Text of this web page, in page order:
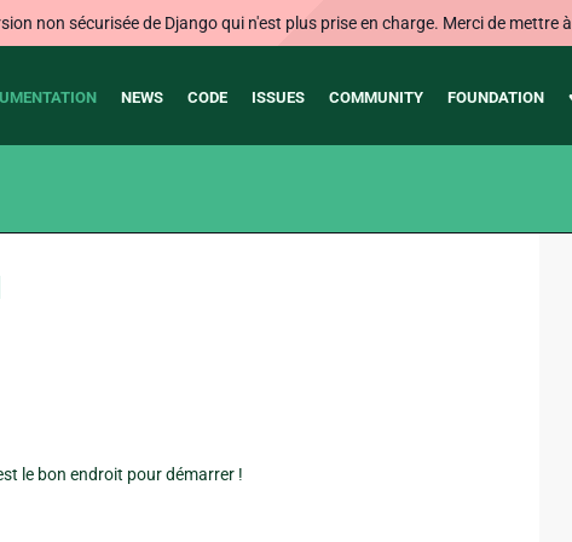
non sécurisée de Django qui n'est plus prise en charge. Merci de mettre
NEWS CODE ISSUES COMMUNITY FOUNDATION
le bon endroit pour démarrer !